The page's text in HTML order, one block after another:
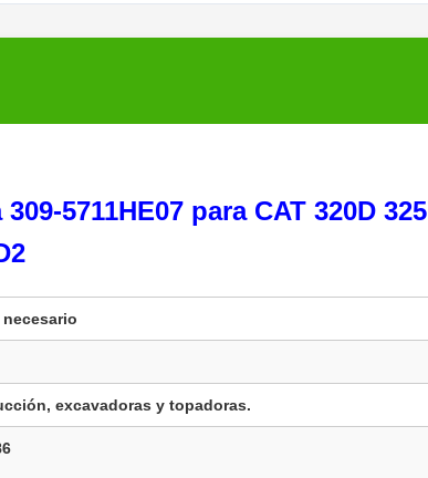
5711HE07 para CAT 320D
necesario
excavadoras y topadoras.